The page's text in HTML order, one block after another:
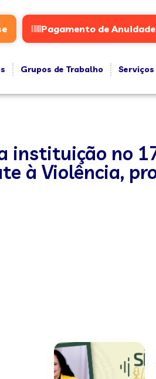
Pagamento de Anuidade
Grupos de Trabalho Serviços
instituição no
à Violência,